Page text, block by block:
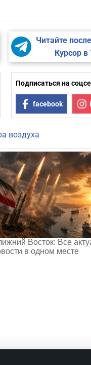
Читайте
Курсор
Подписаться на
facebook
воздуха
Восток: Все
в одном месте